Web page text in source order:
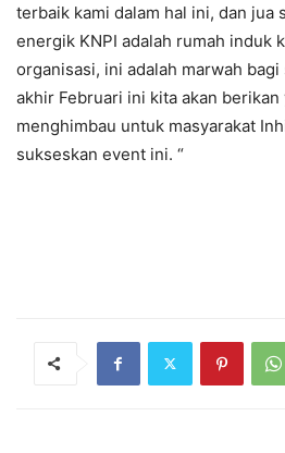
terbaik kami dalam hal ini, dan jua
energik KNPI adalah rumah induk
organisasi, ini adalah marwah bagi
akhir Februari ini kita akan berikan
menghimbau untuk masyarakat
sukseskan event ini. “